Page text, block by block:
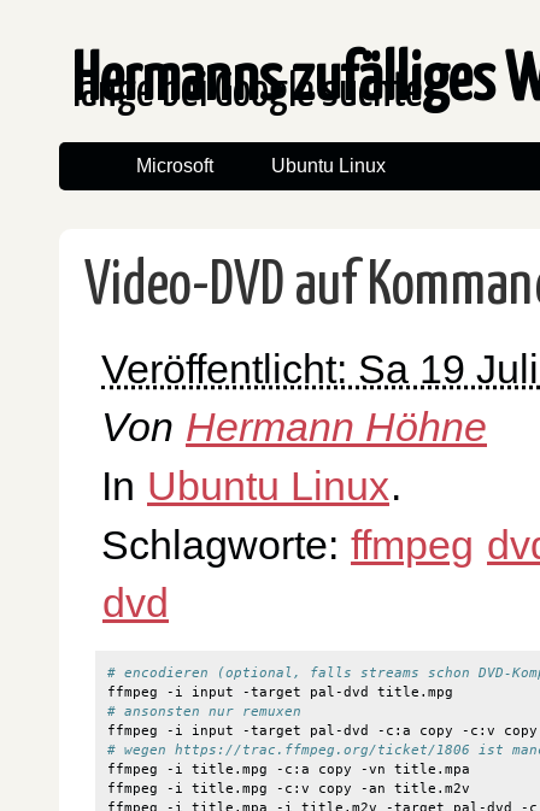
Hermanns zufälliges
lange bei Google suchte
Microsoft Ubuntu Linux
Video-DVD auf
Veröffentlicht: Sa 19
Von Hermann Höhne
In Ubuntu Linux.
Schlagworte: ffmpeg
dvd
# encodieren (optional, falls streams schon DVD-
# ansonsten nur remuxen
# wegen https://trac.ffmpeg.org/ticket/1806 ist
ffmpeg -i title.mpg -c:a copy -vn title.mpa
ffmpeg -i title.mpg -c:v copy -an title.m2v